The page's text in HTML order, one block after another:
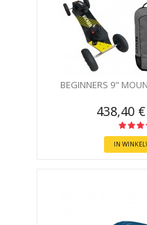
BEGINNERS 9"
438,40
IN